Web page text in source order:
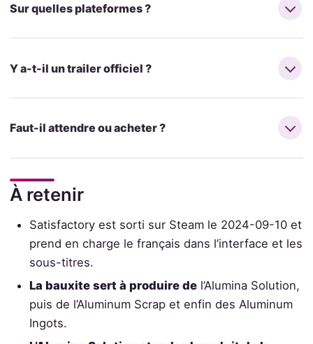
Sur quelles plateformes ?
Y a-t-il un trailer officiel ?
Faut-il attendre ou acheter ?
À retenir
Satisfactory est sorti sur Steam le 2024-09-10 et
prend en charge le français dans l’interface et les
sous-titres.
La bauxite sert à produire de l’Alumina Solution,
puis de l’Aluminum Scrap et enfin des Aluminum
Ingots.